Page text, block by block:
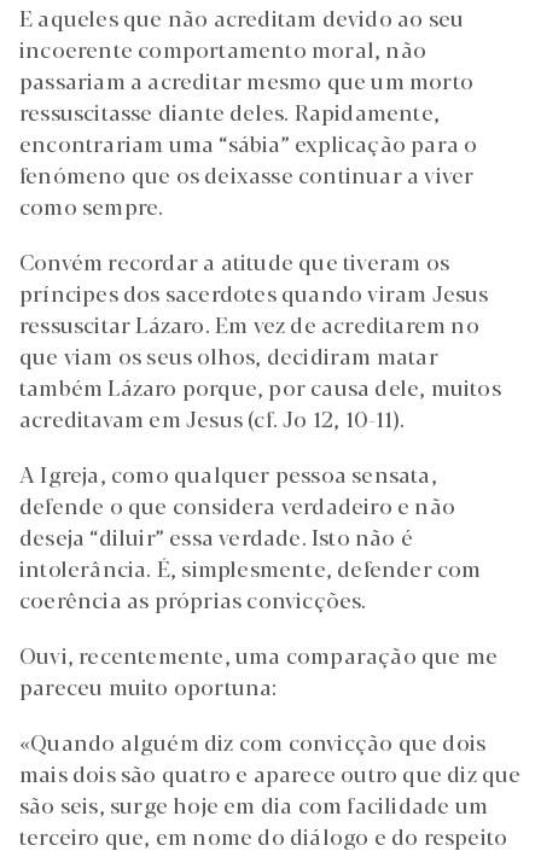
E aqueles que não acreditam devido ao seu
incoerente comportamento moral, não
passariam a acreditar mesmo que um morto
ressuscitasse diante deles. Rapidamente,
encontrariam uma “sábia” explicação para o
fenómeno que os deixasse continuar a viver
como sempre.
Convém recordar a atitude que tiveram os
príncipes dos sacerdotes quando viram Jesus
ressuscitar Lázaro. Em vez de acreditarem no
que viam os seus olhos, decidiram matar
também Lázaro porque, por causa dele, muitos
acreditavam em Jesus (cf. Jo 12, 10-11).
A Igreja, como qualquer pessoa sensata,
defende o que considera verdadeiro e não
deseja “diluir” essa verdade. Isto não é
intolerância. É, simplesmente, defender com
coerência as próprias convicções.
Ouvi, recentemente, uma comparação que me
pareceu muito oportuna:
«Quando alguém diz com convicção que dois
mais dois são quatro e aparece outro que diz que
são seis, surge hoje em dia com facilidade um
terceiro que, em nome do diálogo e do respeito